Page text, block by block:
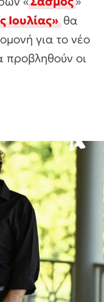
Ιουλίας»θα
για το νέο
προβληθούν οι